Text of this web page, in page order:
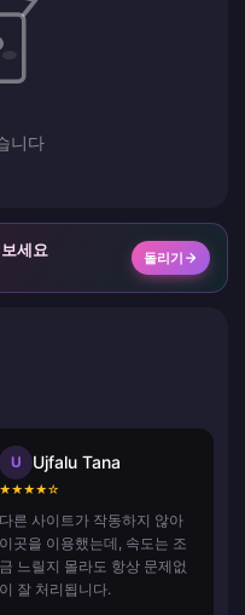
니다
세요 돌리기
U Ujfalu Tana
★★★★☆
다른 사이트가 작동하지 않아
이곳을 이용했는데, 속도는 조
금 느릴지 몰라도 항상 문제없
이 잘 처리됩니다.